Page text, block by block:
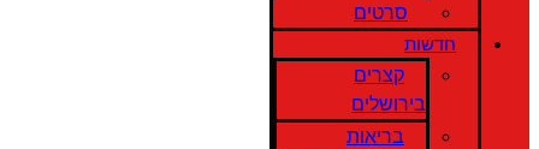
סרטים
חדשות
קצרים
בירושלים
בריאות